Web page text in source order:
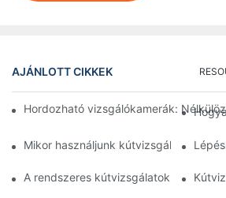
AJÁNLOTT CIKKEK
Hordozható vizsgálókamerák:
Mikor használjunk kútvizsgáló
A rendszeres kútvizsgálatok